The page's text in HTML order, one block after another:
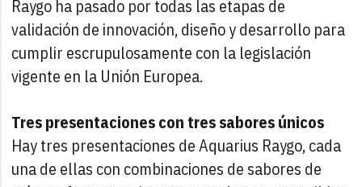
Raygo ha pasado por todas las etapas de
validación de innovación, diseño y desarrollo para
cumplir escrupulosamente con la legislación
vigente en la Unión Europea.
Tres presentaciones con tres sabores únicos
Hay tres presentaciones de Aquarius Raygo, cada
una de ellas con combinaciones de sabores de